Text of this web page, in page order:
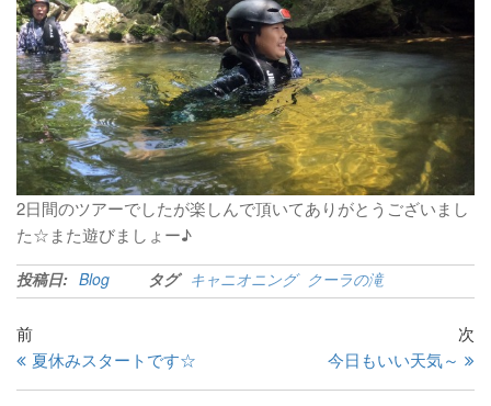
2日間のツアーでしたが楽しんで頂いてありがとうございまし
た☆また遊びましょー♪
投稿日: Blog タグ キャニオニング クーラの滝
前
夏休みスタートです☆
次
今日もいい天気～